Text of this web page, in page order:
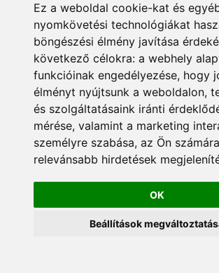
Ez a weboldal cookie-kat és
nyomkövetési technológiákat
böngészési élmény javítása
következő célokra: a webhely
funkcióinak engedélyezése, hogy
élményt nyújtsunk a weboldalon,
és szolgáltatásaink iránti
mérése, valamint a marketing
személyre szabása, az Ön számára
relevánsabb hirdetések
OK
Beállítások
© 2024 Minden jog
fenntartva. Konstart Kft.
Adatkezelési
Cégünkről